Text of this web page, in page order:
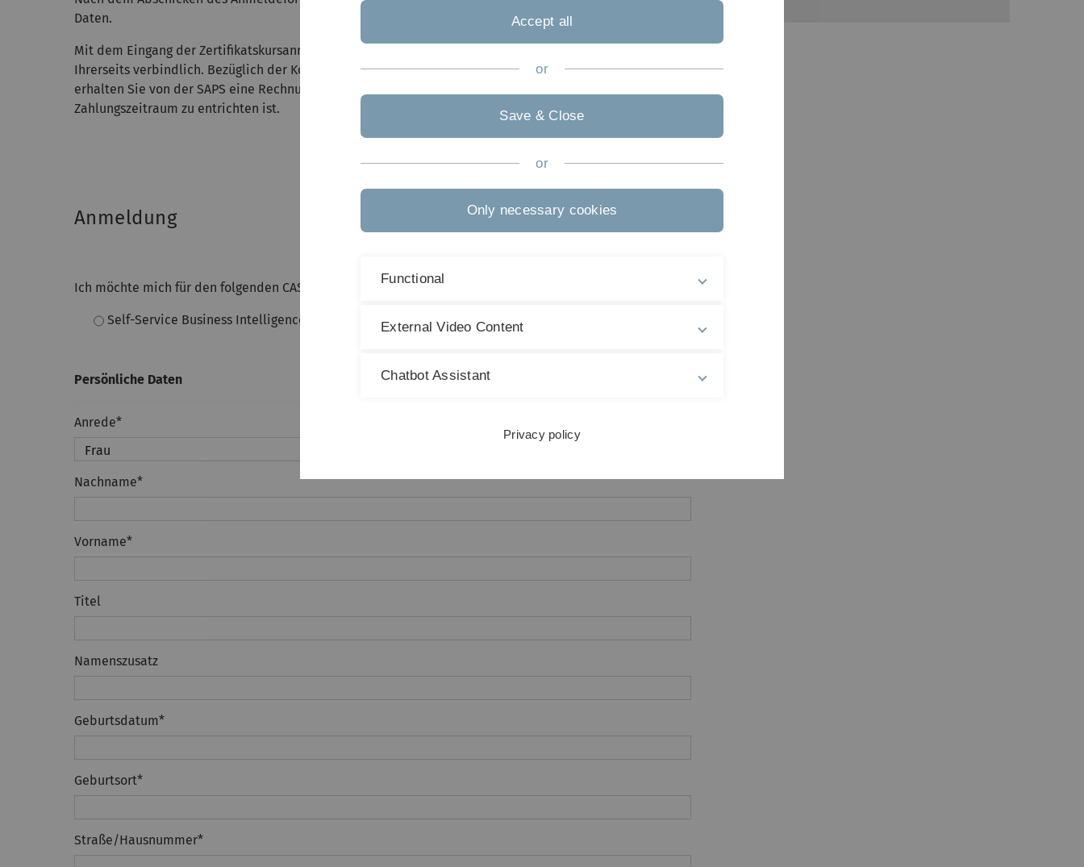
Daten.
Mit dem Eingang der Zertifikatskursanmeldung bei der Geschäftsstelle der SAPS ist die Anmeldung
Ihrerseits verbindlich. Bezüglich der Kosten, die für die angemeldeten Zertifikatskurse entstehen,
erhalten Sie von der SAPS eine Rechnung, die an die Kasse der Universität im dort genannten
Zahlungszeitraum zu entrichten ist.
Anmeldung
Ich möchte mich für den folgenden CAS-Abschluss anmelden:*
Self-Service Business Intelligence
Persönliche Daten
Anrede*
Nachname*
Vorname*
Titel
Namenszusatz
Geburtsdatum*
Geburtsort*
Straße/Hausnummer*
Accept all
or
Save & Close
or
Only necessary cookies
Functional
External Video Content
Chatbot Assistant
Privacy policy